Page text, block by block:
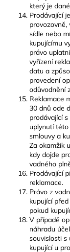
který je
Prodávající
provozovně,
sídle nebo
kupujícímu
právo
vyřízení
datu a
provedení
odůvodnění
Reklamace
30 dnů ode
prodávající
uplynutí
smlouvy a
Za okamžik
kdy dojde
vadného
Prodávající
reklamace.
Právo z
kupující
pokud
V případě
náhradu
souvislosti s
kupující u